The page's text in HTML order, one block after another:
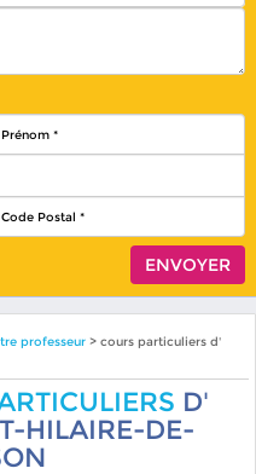
professeur> cours particuliers d'
D'
HILAIRE-DE-